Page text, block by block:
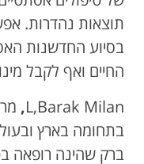
תוצאות נהדרות.
בסיוע החדשנות
החיים ואף לקבל
L,Barak Milan
,
בתחומה בארץ
ברק שהינה רופאה